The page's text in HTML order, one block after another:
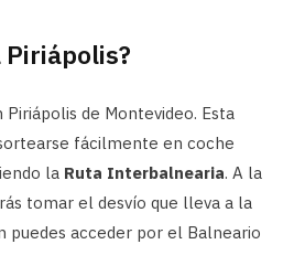
Piriápolis?
de Montevideo. Esta
fácilmente en coche
la Ruta Interbalnearia. A la
tomar el desvío que lleva a la
puedes acceder por el Balneario